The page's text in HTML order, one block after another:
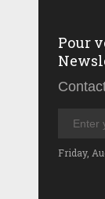
Pour
Friday,